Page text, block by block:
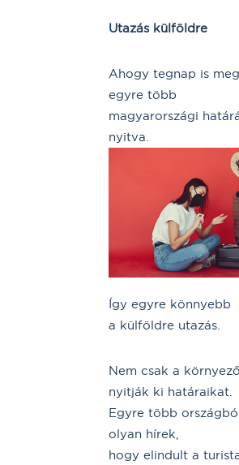
Utazás külföldre
Ahogy tegnap is
egyre több
magyarországi
nyitva.
Így egyre könnyebb
a külföldre utazás.
Nem csak a
nyitják ki határaikat.
Egyre több
olyan hírek,
hogy elindult a